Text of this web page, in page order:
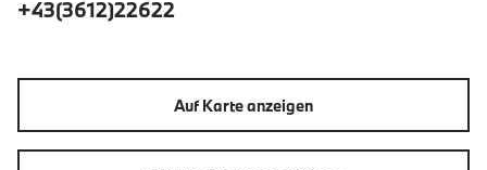
+43(3612)22622
Auf Karte anzeigen